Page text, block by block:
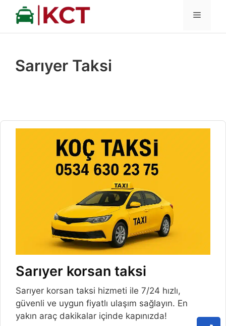
İçeriğe
MENÜ
Sarıyer Taksi
Sarıyer korsan taksi
Sarıyer korsan taksi hizmeti ile 7/24 hızlı,
güvenli ve uygun fiyatlı ulaşım sağlayın. En
yakın araç dakikalar içinde kapınızda!